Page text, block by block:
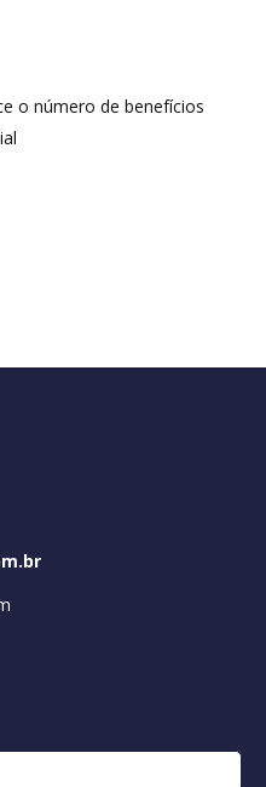
o número de benefícios